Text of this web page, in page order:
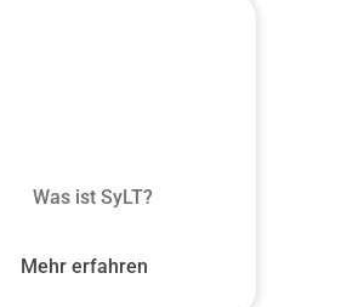
Was ist SyLT?
Mehr erfahren